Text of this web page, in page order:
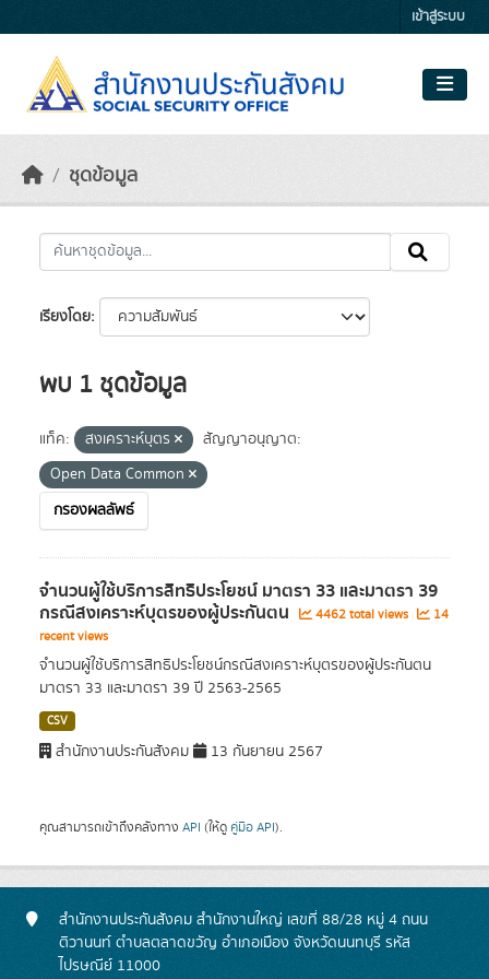
เข้าสู่ระบบ
ชุดข้อมูล
เรียงโดย
พบ 1 ชุดข้อมูล
แท็ค: สงเคราะห์บุตร
สัญญาอนุญาต:
Open Data Common
กรองผลลัพธ์
จำนวนผู้ใช้บริการสิทธิประโยชน์ มาตรา 33 และมาตรา 39
กรณีสงเคราะห์บุตรของผู้ประกันตน 4462 total views
14
recent views
จำนวนผู้ใช้บริการสิทธิประโยชน์กรณีสงเคราะห์บุตรของผู้ประกันตน
มาตรา 33 และมาตรา 39 ปี 2563-2565
CSV
สำนักงานประกันสังคม 13 กันยายน 2567
คุณสามารถเข้าถึงคลังทาง API (ให้ดู คู่มือ API).
สำนักงานประกันสังคม สำนักงานใหญ่ เลขที่ 88/28 หมู่ 4 ถนน
ติวานนท์ ตำบลตลาดขวัญ อำเภอเมือง จังหวัดนนทบุรี รหัส
ไปรษณีย์ 11000